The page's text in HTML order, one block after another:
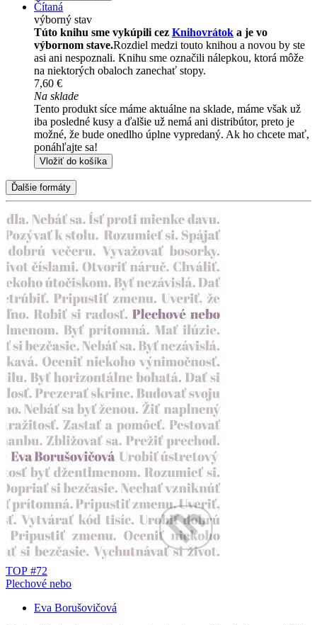
Čítaná
výborný stav
Túto knihu sme vykúpili cez Knihovrátok a je vo
výbornom stave.Rozdiel medzi touto knihou a novou by ste
asi ani nespoznali. Knihu sme označili nálepkou, ktorá môže
na niektorých obaloch zanechať stopy.
7,60 €
Na sklade
Tento produkt síce máme aktuálne na sklade, máme však už
iba posledné kusy a ďalšie už nemá ani distribútor, preto je
možné, že bude onedlho úplne vypredaný. Ak ho chcete mať,
ponáhľajte sa!
Vložiť do košíka
Ďalšie formáty
TOP #72
Plechové nebo
Eva Borušovičová